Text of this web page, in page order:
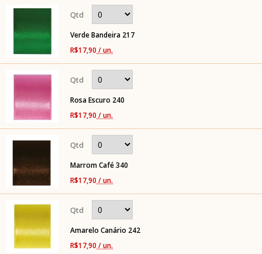
Verde Bandeira 217
R$17,90 / un.
Rosa Escuro 240
R$17,90 / un.
Marrom Café 340
R$17,90 / un.
Amarelo Canário 242
R$17,90 / un.